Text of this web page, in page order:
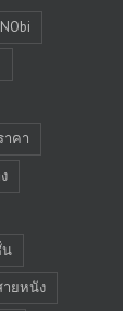
คา
น
ายหนัง